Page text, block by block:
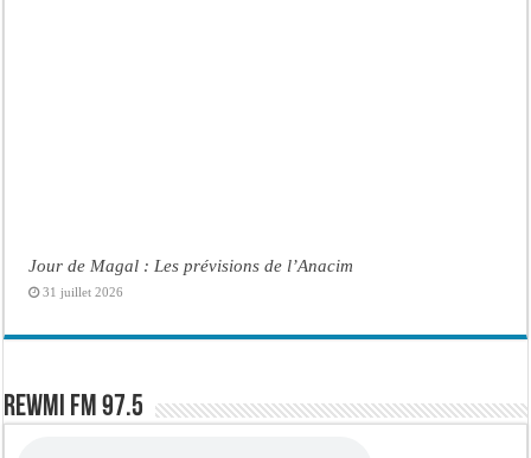
Jour de Magal : Les prévisions de l’Anacim
31 juillet 2026
Rewmi FM 97.5